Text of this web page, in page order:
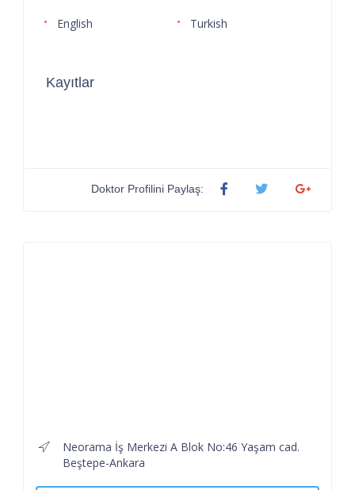
English Turkish
Kayıtlar
Doktor Profilini Paylaş:
Neorama İş Merkezi A Blok No:46 Yaşam cad.
Beştepe-Ankara